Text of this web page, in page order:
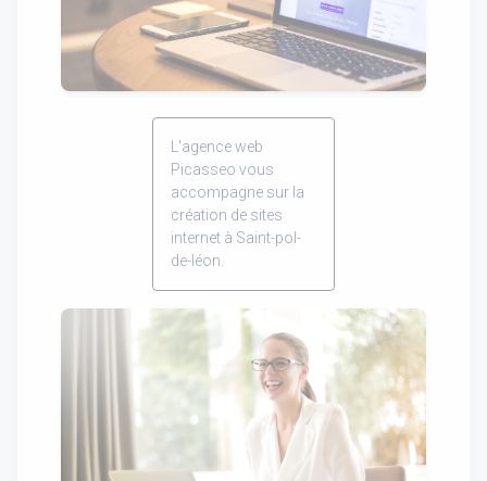
L'agence web
Picasseo vous
accompagne sur la
création de sites
internet à Saint-pol-
de-léon.